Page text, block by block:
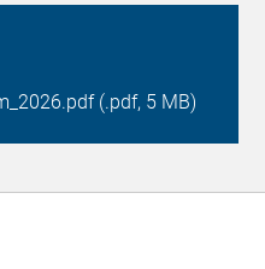
(.pdf, 5 MB)